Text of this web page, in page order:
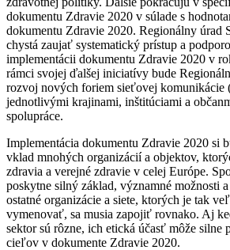
dokumentu Zdravie 2020 v súlade s
dokumentu Zdravie 2020. Regionálny úrad
chystá zaujať systematický prístup a
implementácii dokumentu Zdravie 2020 v
rámci svojej ďalšej iniciatívy bude
rozvoj nových foriem sieťovej komunikácie
jednotlivými krajinami, inštitúciami a
spolupráce.
Implementácia dokumentu Zdravie 2020 si
vklad mnohých organizácií a objektov,
zdravia a verejné zdravie v celej Európe.
poskytne silný základ, významné možnosti
ostatné organizácie a siete, ktorých je tak
vymenovať, sa musia zapojiť rovnako. Aj
sektor sú rôzne, ich etická účasť môže silne
cieľov v dokumente Zdravie 2020.